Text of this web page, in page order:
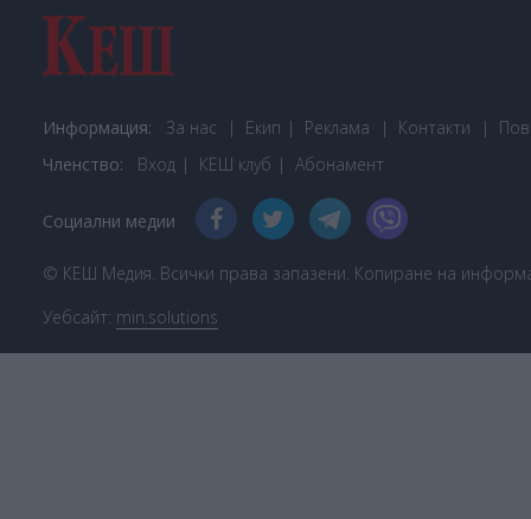
Информация: За нас Екип Реклама Контакти
Членство:
Вход КЕШ клуб Абонамент
Социални медии
© КЕШ Медия. Всички права запазени. Копиране на
Уебсайт: min.solutions